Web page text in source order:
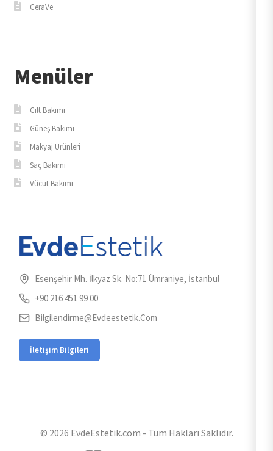
CeraVe
Menüler
Cilt Bakımı
Güneş Bakımı
Makyaj Ürünleri
Saç Bakımı
Vücut Bakımı
Esenşehir Mh. İlkyaz Sk. No:71 Ümraniye, İstanbul
+90 216 451 99 00
Bilgilendirme@evdeestetik.com
İletişim Bilgileri
© 2026 EvdeEstetik.com - Tüm Hakları Saklıdır.